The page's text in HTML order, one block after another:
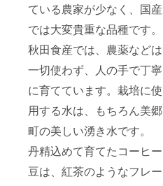
ている農家が少なく、国産
では大変貴重な品種です。
秋田食産では、農薬などは
一切使わず、人の手で丁寧
に育てています。栽培に使
用する水は、もちろん美郷
町の美しい湧き水です。
丹精込めて育てたコーヒー
豆は、紅茶のようなフレー